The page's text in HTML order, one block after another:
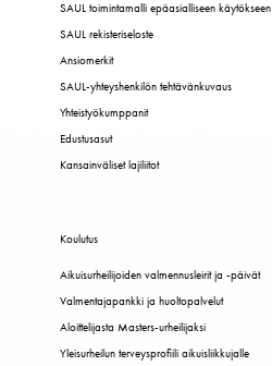
SAUL toimintamalli epäasialliseen käytökseen
SAUL rekisteriseloste
Ansiomerkit
SAUL-yhteyshenkilön tehtävänkuvaus
Yhteistyökumppanit
Edustusasut
Kansainväliset lajiliitot
Koulutus
Aikuisurheilijoiden valmennusleirit ja -päivät
Valmentajapankki ja huoltopalvelut
Aloittelijasta Masters-urheilijaksi
Yleisurheilun terveysprofiili aikuisliikkujalle